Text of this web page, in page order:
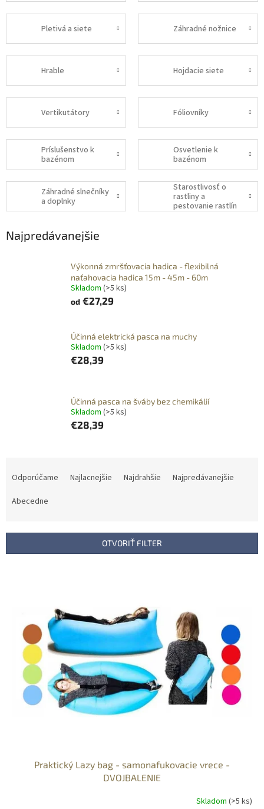
Pletivá a siete Záhradné nožnice
Hrable Hojdacie siete
Vertikutátory Fóliovníky
Príslušenstvo k
bazénom
Osvetlenie k
bazénom
Záhradné slnečníky
a doplnky
Starostlivosť o
rastliny a
pestovanie rastlín
Najpredávanejšie
Výkonná zmršťovacia hadica - flexibilná
naťahovacia hadica 15m - 45m - 60m
Skladom (>5 ks)
od €27,29
Účinná elektrická pasca na muchy
Skladom (>5 ks)
€28,39
Účinná pasca na šváby bez chemikálií
Skladom (>5 ks)
€28,39
p
Odporúčame Najlacnejšie Najdrahšie
Najpredávanejšie
Abecedne
OTVORIŤ FILTER
Praktický Lazy bag - samonafukovacie vrece -
DVOJBALENIE
Skladom (>5 ks)